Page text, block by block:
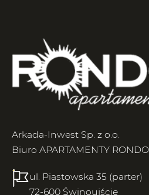
Arkada-Inwest Sp. z o.o.
Biuro APARTAMENTY RONDO
ul. Piastowska 35 (parter)
72-600 Świnoujście